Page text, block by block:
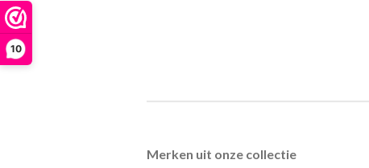
10
Merken uit onze collectie